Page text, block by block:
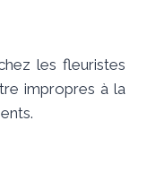
les fleuristes
impropres à la